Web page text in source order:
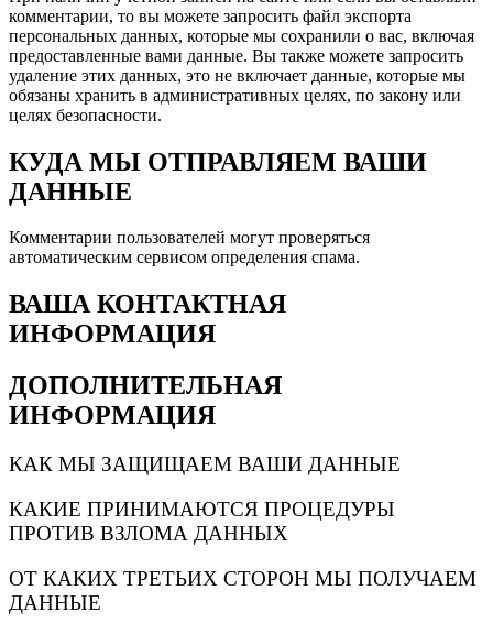
комментарии, то вы можете запросить файл экспорта
персональных данных, которые мы сохранили о вас, включая
предоставленные вами данные. Вы также можете запросить
удаление этих данных, это не включает данные, которые мы
обязаны хранить в административных целях, по закону или
целях безопасности.
КУДА МЫ ОТПРАВЛЯЕМ ВАШИ
ДАННЫЕ
Комментарии пользователей могут проверяться
автоматическим сервисом определения спама.
ВАША КОНТАКТНАЯ
ИНФОРМАЦИЯ
ДОПОЛНИТЕЛЬНАЯ
ИНФОРМАЦИЯ
КАК МЫ ЗАЩИЩАЕМ ВАШИ ДАННЫЕ
КАКИЕ ПРИНИМАЮТСЯ ПРОЦЕДУРЫ
ПРОТИВ ВЗЛОМА ДАННЫХ
ОТ КАКИХ ТРЕТЬИХ СТОРОН МЫ ПОЛУЧАЕМ
ДАННЫЕ